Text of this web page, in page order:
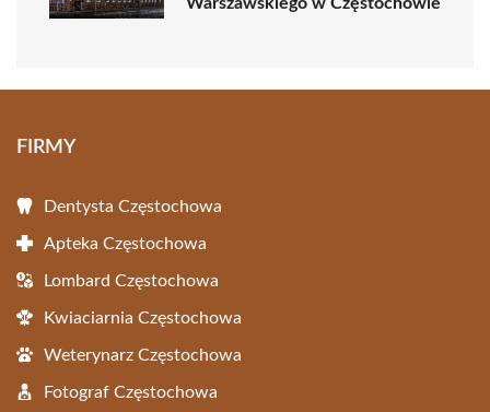
FIRMY
Dentysta Częstochowa
Apteka Częstochowa
Lombard Częstochowa
Kwiaciarnia Częstochowa
Weterynarz Częstochowa
Fotograf Częstochowa